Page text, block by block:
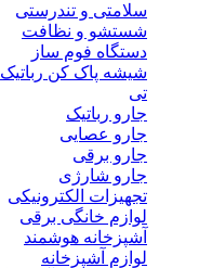
سلامتی و تندرستی
شستشو و نظافت
دستگاه فوم ساز
شیشه پاک کن رباتیک
تی
جارو رباتیک
جارو عصایی
جارو برقی
جارو شارژی
تجهیزات الکترونیکی
لوازم خانگی برقی
آشپزخانه هوشمند
لوازم آشپزخانه